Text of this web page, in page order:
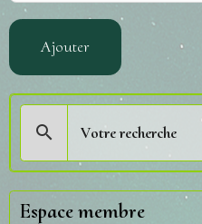
Ajouter
Espace membre